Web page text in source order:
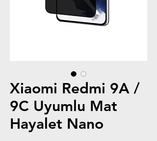
Xiaomi Redmi 9A /
9C Uyumlu Mat
Hayalet Nano